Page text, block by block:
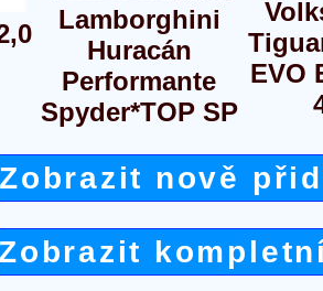
Lamborghini
Huracán
Performante
Spyder*TOP SP
EVO
Zobrazit nově